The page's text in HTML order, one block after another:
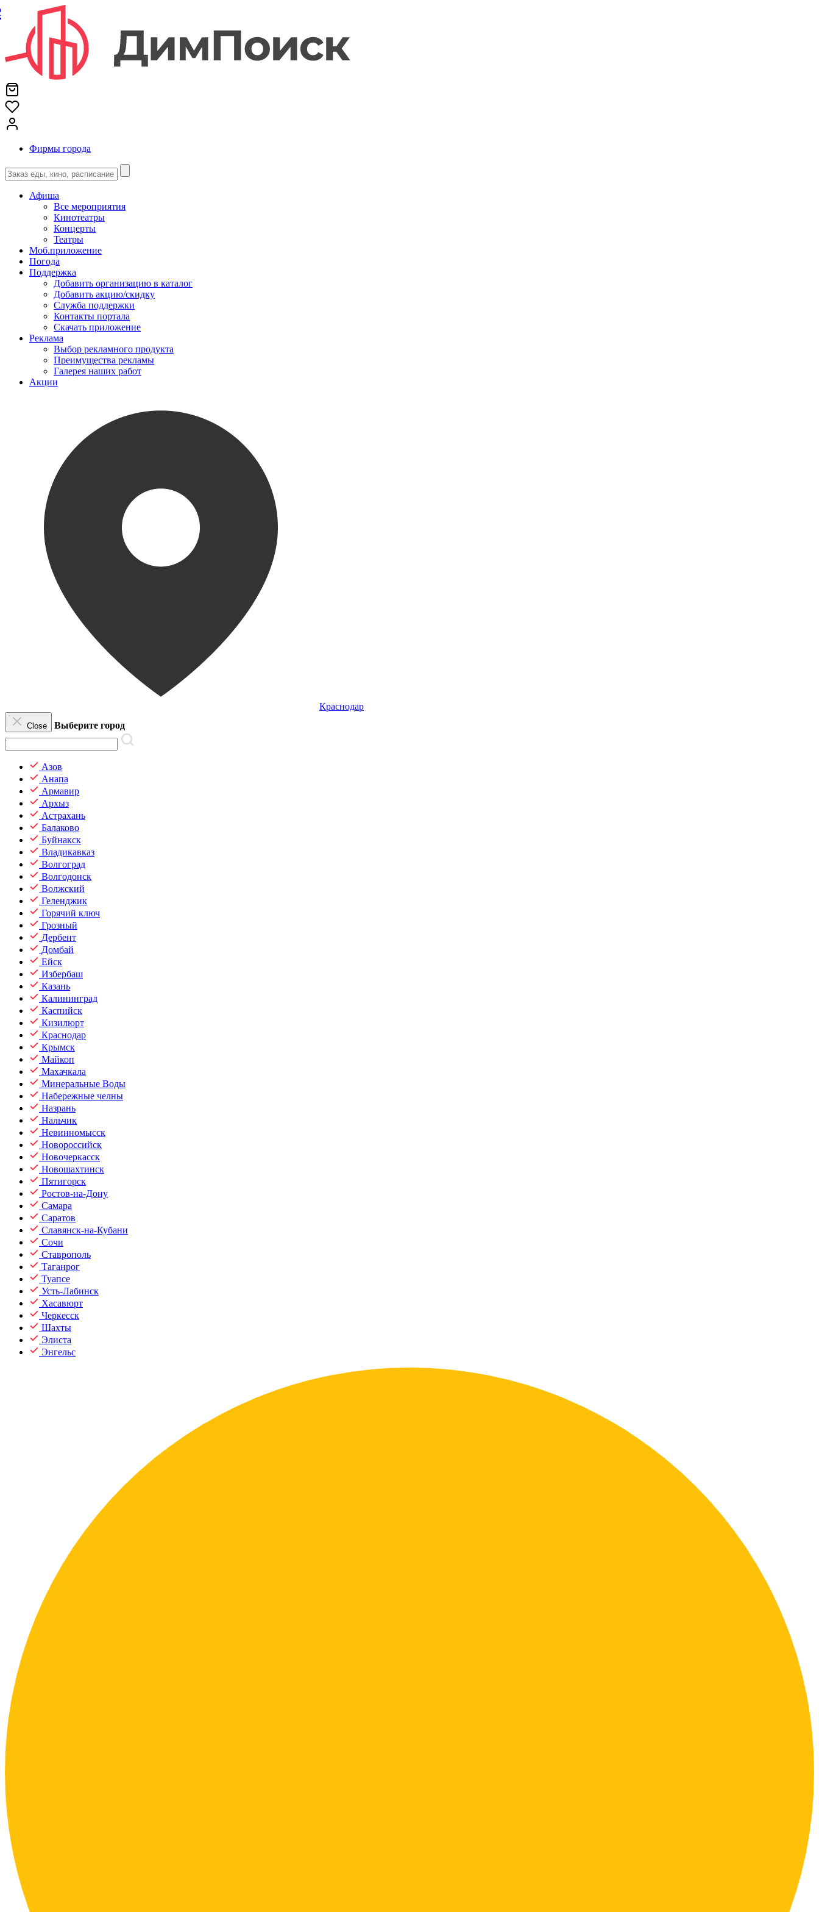
Фирмы города
Афиша
Все мероприятия
Кинотеатры
Концерты
Театры
Моб.приложение
Погода
Поддержка
Добавить организацию в каталог
Добавить акцию/скидку
Служба поддержки
Контакты портала
Скачать приложение
Реклама
Выбор рекламного продукта
Преимущества рекламы
Галерея наших работ
Акции
Краснодар
Close Выберите город
Азов
Анапа
Армавир
Архыз
Астрахань
Балаково
Буйнакск
Владикавказ
Волгоград
Волгодонск
Волжский
Геленджик
Горячий ключ
Грозный
Дербент
Домбай
Ейск
Избербаш
Казань
Калининград
Каспийск
Кизилюрт
Краснодар
Крымск
Майкоп
Махачкала
Минеральные Воды
Набережные челны
Назрань
Нальчик
Невинномысск
Новороссийск
Новочеркасск
Новошахтинск
Пятигорск
Ростов-на-Дону
Самара
Саратов
Славянск-на-Кубани
Сочи
Ставрополь
Таганрог
Туапсе
Усть-Лабинск
Хасавюрт
Черкесск
Шахты
Элиста
Энгельс